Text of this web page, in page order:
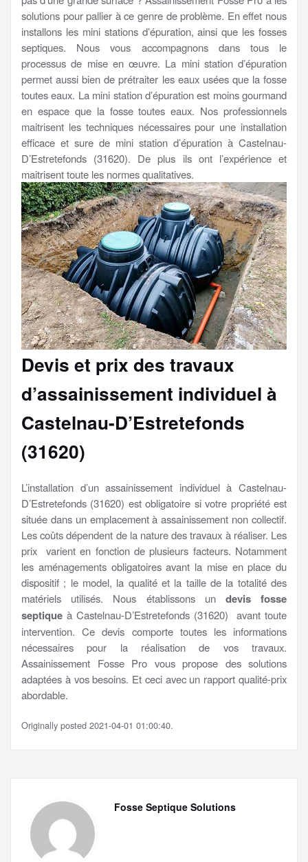
solutions pour pallier à ce genre de problème. En effet nous
installons les mini stations d’épuration, ainsi que les fosses
septiques. Nous vous accompagnons dans tous le
processus de mise en œuvre. La mini station d’épuration
permet aussi bien de prétraiter les eaux usées que la fosse
toutes eaux. La mini station d’épuration est moins gourmand
en espace que la fosse toutes eaux. Nos professionnels
maitrisent les techniques nécessaires pour une installation
efficace et sure de mini station d’épuration à Castelnau-
D’Estretefonds (31620). De plus ils ont l’expérience et
maitrisent toute les normes qualitatives.
Devis et prix des travaux
d’assainissement individuel à
Castelnau-D’Estretefonds
(31620)
L’installation d’un assainissement individuel à Castelnau-
D’Estretefonds (31620) est obligatoire si votre propriété est
située dans un emplacement à assainissement non collectif.
Les coûts dépendent de la nature des travaux à réaliser. Les
prix varient en fonction de plusieurs facteurs. Notamment
les aménagements obligatoires avant la mise en place du
dispositif ; le model, la qualité et la taille de la totalité des
matériels utilisés. Nous établissons un devis fosse
septique à Castelnau-D’Estretefonds (31620) avant toute
intervention. Ce devis comporte toutes les informations
nécessaires pour la réalisation de vos travaux.
Assainissement Fosse Pro vous propose des solutions
adaptées à vos besoins. Et ceci avec un rapport qualité-prix
abordable.
Originally posted 2021-04-01 01:00:40.
Fosse Septique Solutions